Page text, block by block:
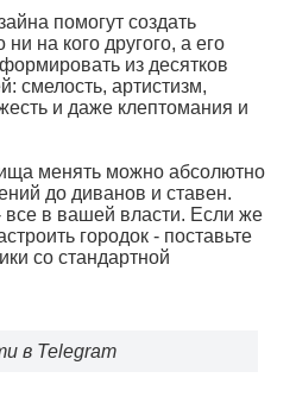
помогут создать
на кого другого, а его
из десятков
смелость, артистизм,
и даже клептомания и
менять можно абсолютно
до диванов и ставен.
в вашей власти. Если же
городок - поставьте
со стандартной
в Telegram